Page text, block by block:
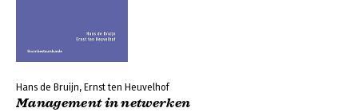
Hans de Bruijn, Ernst ten Heuvelhof
Management in netwerken